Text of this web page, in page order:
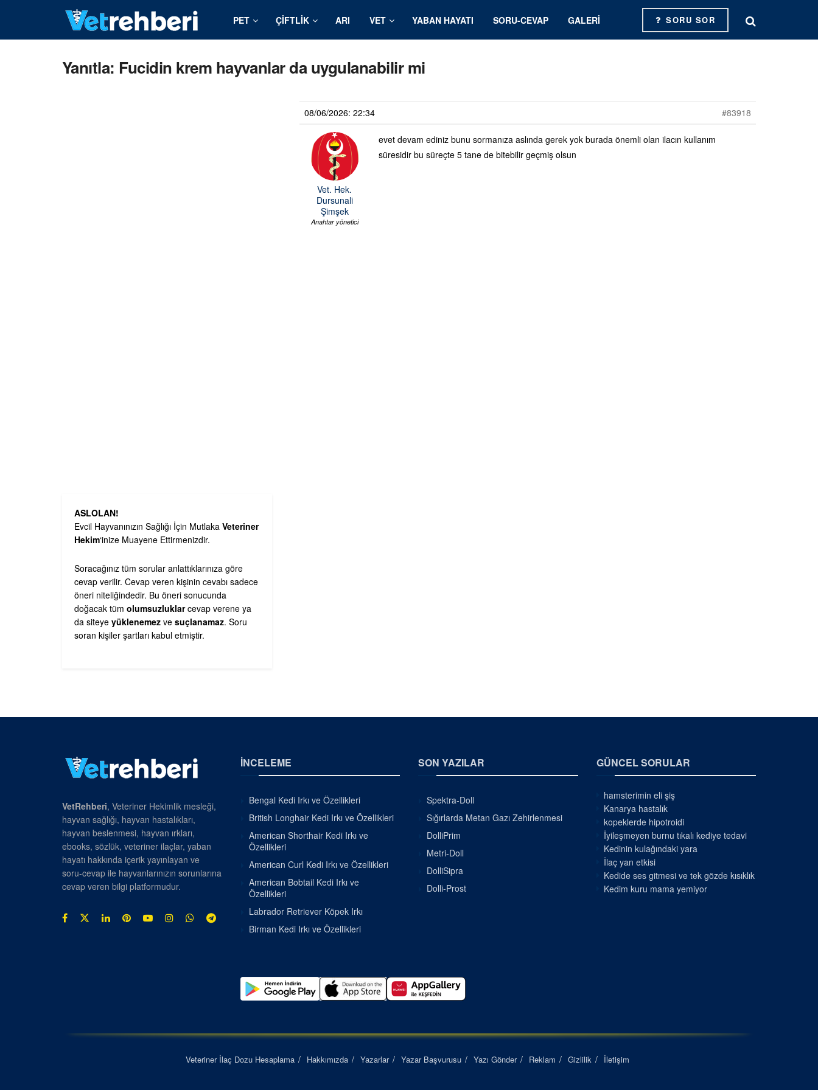
PET ÇIFTLIK ARI VET YABAN HAYATI SORU-CEVAP GALERI SORU SOR
Yanıtla: Fucidin krem hayvanlar da uygulanabilir mi
08/06/2026: 22:34 #83918
Vet. Hek.
Dursunali
Şimşek
Anahtar yönetici
evet devam ediniz bunu sormanıza aslında gerek yok burada önemli olan ilacın kullanım
süresidir bu süreçte 5 tane de bitebilir geçmiş olsun
ASLOLAN!
Evcil Hayvanınızın Sağlığı İçin Mutlaka Veteriner
Hekim‘inize Muayene Ettirmenizdir.
Soracağınız tüm sorular anlattıklarınıza göre
cevap verilir. Cevap veren kişinin cevabı sadece
öneri niteliğindedir. Bu öneri sonucunda
doğacak tüm olumsuzluklarcevap verene ya
da siteye yüklenemez ve suçlanamaz. Soru
soran kişiler şartları kabul etmiştir.
VetRehberi, Veteriner Hekimlik mesleği,
hayvan sağlığı, hayvan hastalıkları,
hayvan beslenmesi, hayvan ırkları,
ebooks, sözlük, veteriner ilaçlar, yaban
hayatı hakkında içerik yayınlayan ve
soru-cevap ile hayvanlarınızın sorunlarına
cevap veren bilgi platformudur.
İNCELEME
Bengal Kedi Irkı ve Özellikleri
British Longhair Kedi Irkı ve Özellikleri
American Shorthair Kedi Irkı ve
Özellikleri
American Curl Kedi Irkı ve Özellikleri
American Bobtail Kedi Irkı ve
Özellikleri
Labrador Retriever Köpek Irkı
Birman Kedi Irkı ve Özellikleri
SON YAZILAR
Spektra-Doll
Sığırlarda Metan Gazı Zehirlenmesi
DolliPrim
Metri-Doll
DolliSipra
Dolli-Prost
GÜNCEL SORULAR
hamsterimin eli şiş
Kanarya hastalık
kopeklerde hipotroidi
İyileşmeyen burnu tıkalı kediye tedavi
Kedinin kulağındaki yara
İlaç yan etkisi
Kedide ses gitmesi ve tek gözde kısıklık
Kedim kuru mama yemiyor
Veteriner İlaç Dozu Hesaplama Hakkımızda Yazarlar Yazar Başvurusu Yazı Gönder Reklam Gizlilik İletişim